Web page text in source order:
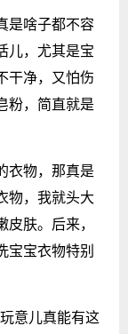
是啥子都不容
儿，尤其是宝
干净，又怕伤
粉，简直就是
衣物，那真是
物，我就头大
肤。后来，
宝宝衣物特别
意儿真能有这